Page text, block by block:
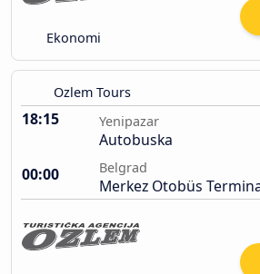
Ekonomi
Ozlem Tours
18:15 Yenipazar
Autobuska
00:00
Belgrad
Merkez Otobüs